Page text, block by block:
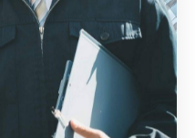
者と十分に打ち合わせを行
ことが重要です。経験者か
できた」「不明点をすぐ解
られています。